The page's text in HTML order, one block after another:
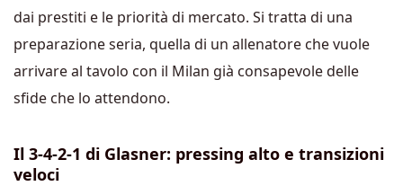
dai prestiti e le priorità di mercato. Si tratta di una
preparazione seria, quella di un allenatore che vuole
arrivare al tavolo con il Milan già consapevole delle
sfide che lo attendono.
Il 3-4-2-1 di Glasner: pressing alto e transizioni
veloci